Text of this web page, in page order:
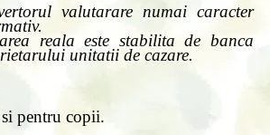
valutarare numai caracter
reala este stabilita de banca
unitatii de cazare.
pentru copii.